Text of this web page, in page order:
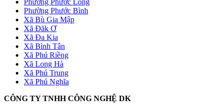
Phường Phước Bình
Xã Bù Gia Mập
Xã Đăk Ơ
Xã Đa Kia
Xã Bình Tân
Xã Phú Riềng
Xã Long Hà
Xã Phú Trung
Xã Phú Nghĩa
CÔNG TY TNHH CÔNG NGHỆ DK